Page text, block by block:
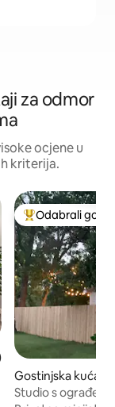
za odmor
ocjene u
kriterija.
gosti”
ocjena: 5/5,
Među najviše
Odabrali gosti
Gostinjska kuća –
t Houston
Studio s